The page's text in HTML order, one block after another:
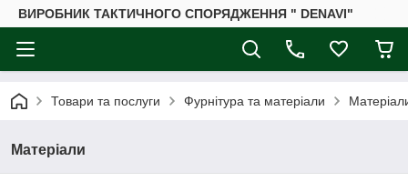
ВИРОБНИК ТАКТИЧНОГО СПОРЯДЖЕННЯ " DENAVI"
Товари та послуги Фурнітура та матеріали
Матеріали